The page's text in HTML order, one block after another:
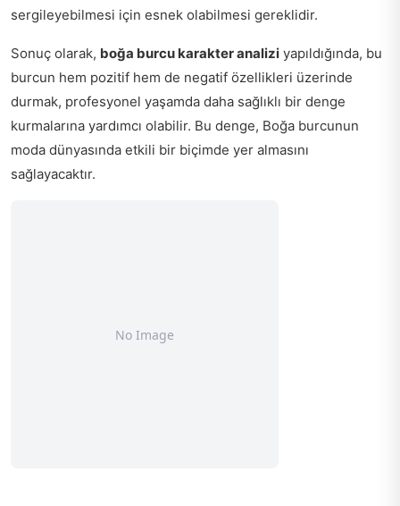
sergileyebilmesi için esnek olabilmesi gereklidir.
Sonuç olarak, boğa burcu karakter analizi yapıldığında, bu
burcun hem pozitif hem de negatif özellikleri üzerinde
durmak, profesyonel yaşamda daha sağlıklı bir denge
kurmalarına yardımcı olabilir. Bu denge, Boğa burcunun
moda dünyasında etkili bir biçimde yer almasını
sağlayacaktır.